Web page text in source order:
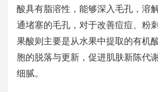
酸具有脂溶性，能够深入毛孔，溶
通堵塞的毛孔，对于改善痘痘、粉
果酸则主要是从水果中提取的有机
胞的脱落与更新，促进肌肤新陈代
细腻。